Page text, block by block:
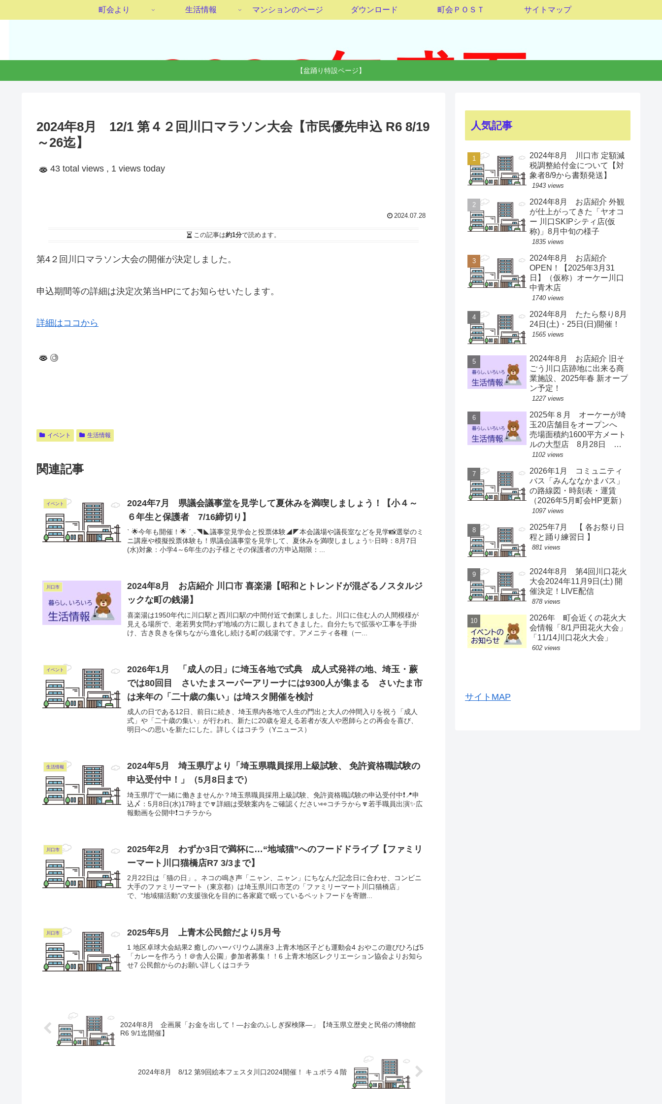
町会より 生活情報 マンションのページ ダウンロード 町会ＰＯＳＴ サイトマップ
【盆踊り特設ページ】
2024年8月 12/1 第４２回川口マラソン大会【市民優先申込 R6 8/19
～26迄】
43 total views , 1 views today
2024.07.28
この記事は約1分で読めます。
第4２回川口マラソン大会の開催が決定しました。
申込期間等の詳細は決定次第当HPにてお知らせいたします。
詳細はココから
イベント 生活情報
関連記事
イベント
2024年7月 県議会議事堂を見学して夏休みを満喫しましょう！【小４～
６年生と保護者 7/16締切り】
ˋ 🌟今年も開催！🌟 ˊˎ˗◥◣議事堂見学会と投票体験◢◤本会議場や議長室などを見学📸選挙のミ
ニ講座や模擬投票体験も！県議会議事堂を見学して、夏休みを満喫しましょう✨日時：8月7日
(水)対象：小学4～6年生のお子様とその保護者の方申込期限：...
川口市
2024年8月 お店紹介 川口市 喜楽湯【昭和とトレンドが混ざるノスタルジ
ックな町の銭湯】
喜楽湯は1950年代に川口駅と西川口駅の中間付近で創業しました。川口に住む人の人間模様が
見える場所で、老若男女問わず地域の方に親しまれてきました。自分たちで拡張や工事を手掛
け、古き良きを保ちながら進化し続ける町の銭湯です。アメニティ各種（一...
イベント
2026年1月 「成人の日」に埼玉各地で式典 成人式発祥の地、埼玉・蕨
では80回目 さいたまスーパーアリーナには9300人が集まる さいたま市
は来年の「二十歳の集い」は埼スタ開催を検討
成人の日である12日、前日に続き、埼玉県内各地で人生の門出と大人の仲間入りを祝う「成人
式」や「二十歳の集い」が行われ、新たに20歳を迎える若者が友人や恩師らとの再会を喜び、
明日への思いを新たにした。詳しくはコチラ（Yニュース）
生活情報
2024年5月 埼玉県庁より「埼玉県職員採用上級試験、 免許資格職試験の
申込受付中！」（5月8日まで）
埼玉県庁で一緒に働きませんか？埼玉県職員採用上級試験、免許資格職試験の申込受付中❗📍申
込〆：5月8日(水)17時まで🔽詳細は受験案内をご確認ください👀コチラから🔽若手職員出演✨広
報動画を公開中❗コチラから
川口市
2025年2月 わずか3日で満杯に…“地域猫”へのフードドライブ【ファミリ
ーマート川口猫橋店R7 3/3まで】
2月22日は「猫の日」。ネコの鳴き声「ニャン、ニャン」にちなんだ記念日に合わせ、コンビニ
大手のファミリーマート（東京都）は埼玉県川口市芝の「ファミリーマート川口猫橋店」
で、“地域猫活動”の支援強化を目的に各家庭で眠っているペットフードを寄贈...
川口市 2025年5月 上青木公民館だより5月号
1 地区卓球大会結果2 癒しのハーバリウム講座3 上青木地区子ども運動会4 おやこの遊びひろば5
「カレーを作ろう！＠舎人公園」参加者募集！！6 上青木地区レクリエーション協会よりお知ら
せ7 公民館からのお願い詳しくはコチラ
2024年8月 企画展「お金を出して！―お金のふしぎ探検隊―」【埼玉県立歴史と民俗の博物館
R6 9/1迄開催】
2024年8月 8/12 第9回絵本フェスタ川口2024開催！ キュポラ４階
人気記事
2024年8月 川口市 定額減
税調整給付金について【対
象者8/9から書類発送】
1943 views
2024年8月 お店紹介 外観
が仕上がってきた「ヤオコ
ー 川口SKIPシティ店(仮
称)」8月中旬の様子
1835 views
2024年8月 お店紹介
OPEN！【2025年3月31
日】（仮称）オーケー川口
中青木店
1740 views
2024年8月 たたら祭り8月
24日(土)・25日(日)開催！
1565 views
2024年8月 お店紹介 旧そ
ごう川口店跡地に出来る商
業施設、2025年春 新オープ
ン予定！
1227 views
2025年８月 オーケーが埼
玉20店舗目をオープンへ
売場面積約1600平方メート
ルの大型店 8月28日 ス
ーパー激戦区に【出店情
1102 views
2026年1月 コミュニティ
バス「みんななかまバス」
の路線図・時刻表・運賃
（2026年5月町会HP更新）
1097 views
2025年7月 【 各お祭り日
程と踊り練習日 】
881 views
2024年8月 第4回川口花火
大会2024年11月9日(土) 開
催決定！LIVE配信
878 views
2026年 町会近くの花火大
会情報「8/1戸田花火大会」
「11/14川口花火大会」
602 views
サイトMAP